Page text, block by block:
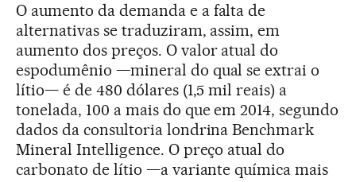
O aumento da demanda e a falta de
alternativas se traduziram, assim, em
aumento dos preços. O valor atual do
espodumênio —mineral do qual se extrai o
lítio— é de 480 dólares (1,5 mil reais) a
tonelada, 100 a mais do que em 2014, segundo
dados da consultoria londrina Benchmark
Mineral Intelligence. O preço atual do
carbonato de lítio —a variante química mais